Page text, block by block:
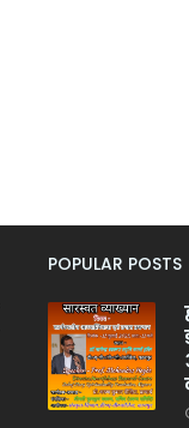
POPULAR POSTS